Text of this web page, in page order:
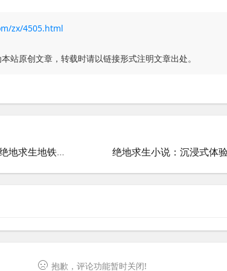
zx/4505.html
站原创文章，转载时请以链接形式注明文章出处。
绝地求生刺激战场地铁逃生玩法解析-绝地求生地铁逃生模式攻略与技巧分享
抱歉，评论功能暂时关闭!